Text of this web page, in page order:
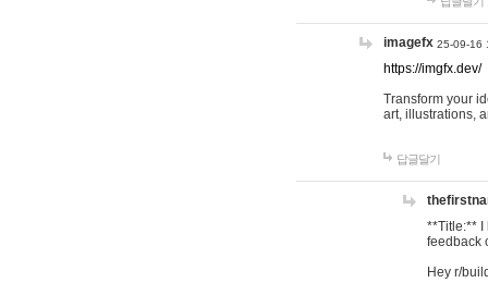
imagefx 25-09-16
https://imgfx.dev/
Transform your
art, illustrations,
답글달기
**Title:** I
feedback
Hey r/